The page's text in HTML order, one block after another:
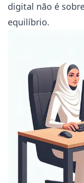
digital não é
equilíbrio.